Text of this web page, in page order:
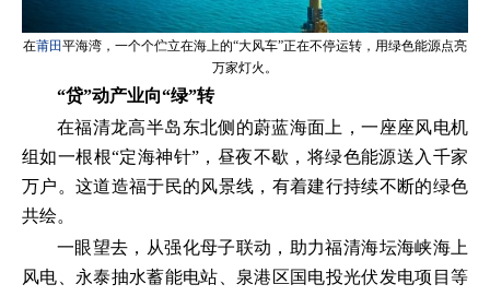
在莆田平海湾，一个个伫立在海上的“大风车”正在不停运转，用绿色能源点亮
万家灯火。
“贷”动产业向“绿”转
在福清龙高半岛东北侧的蔚蓝海面上，一座座风电机
组如一根根“定海神针”，昼夜不歇，将绿色能源送入千家
万户。这道造福于民的风景线，有着建行持续不断的绿色
共绘。
一眼望去，从强化母子联动，助力福清海坛海峡海上
风电、永泰抽水蓄能电站、泉港区国电投光伏发电项目等